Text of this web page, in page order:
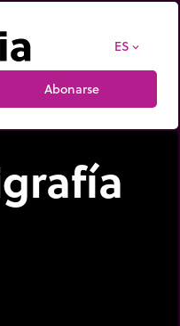
ES expand_more
Abonarse